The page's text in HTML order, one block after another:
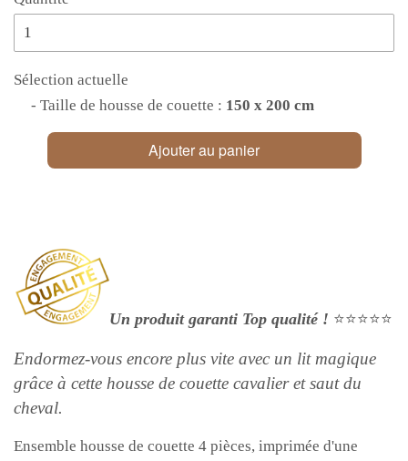
Sélection actuelle
- Taille de housse de couette : 150 x 200 cm
Ajouter au panier
Un produit garanti Top qualité ! ⭐⭐⭐⭐⭐
Endormez-vous encore plus vite avec un lit magique
grâce à cette housse de couette cavalier et saut du
cheval.
Ensemble housse de couette 4 pièces, imprimée d'une